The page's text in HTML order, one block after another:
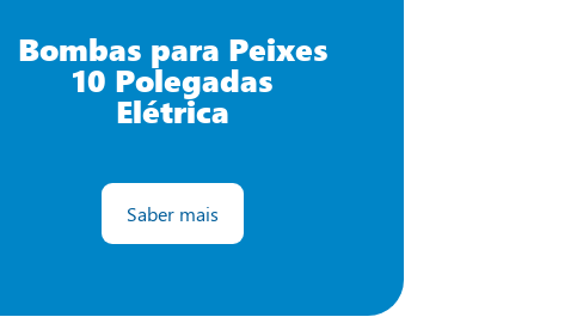
Bombas para Peixes
10 Polegadas
Elétrica
Saber mais